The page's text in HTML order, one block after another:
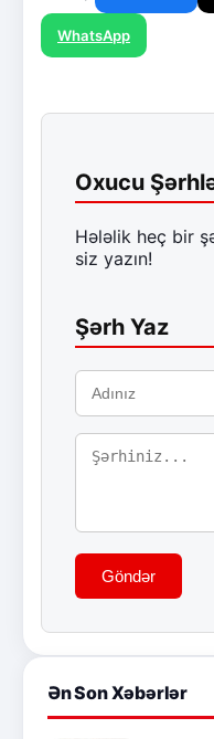
WhatsApp
Oxucu
Hələlik heç bir
siz yazın!
Şərh Yaz
Göndər
Ən Son Xəbərlər